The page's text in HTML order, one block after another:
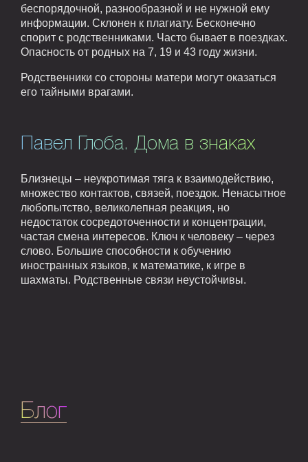
беспорядочной, разнообразной и не нужной ему
информации. Склонен к плагиату. Бесконечно
спорит с родственниками. Часто бывает в поездках.
Опасность от родных на 7, 19 и 43 году жизни.
Родственники со стороны матери могут оказаться
его тайными врагами.
Павел Глоба. Дома в знаках
Близнецы – неукротимая тяга к взаимодействию,
множество контактов, связей, поездок. Ненасытное
любопытство, великолепная реакция, но
недостаток сосредоточенности и концентрации,
частая смена интересов. Ключ к человеку – через
слово. Большие способности к обучению
иностранных языков, к математике, к игре в
шахматы. Родственные связи неустойчивы.
Блог